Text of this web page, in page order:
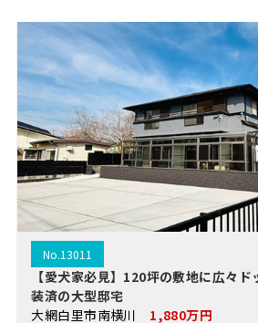
No.13011
【愛犬家必見】120坪の敷地に広々
装済の大型邸宅
大網白里市南横川 1,880万円